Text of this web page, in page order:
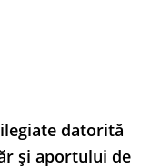
datorită
și aportului de